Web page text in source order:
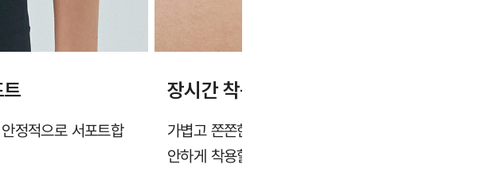
정적으로 서포트합
장시간 착용에도 쾌적한 메쉬 원단
가볍고 쫀쫀한 고밀도 에어메쉬 원단으로 일상부터 운
안하게 착용할 수 있습니다.